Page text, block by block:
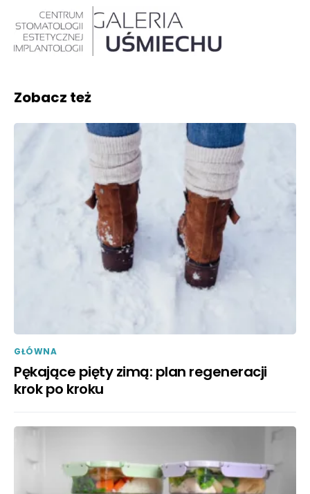
Zobacz też
GŁÓWNA
Pękające pięty zimą: plan regeneracji
krok po kroku